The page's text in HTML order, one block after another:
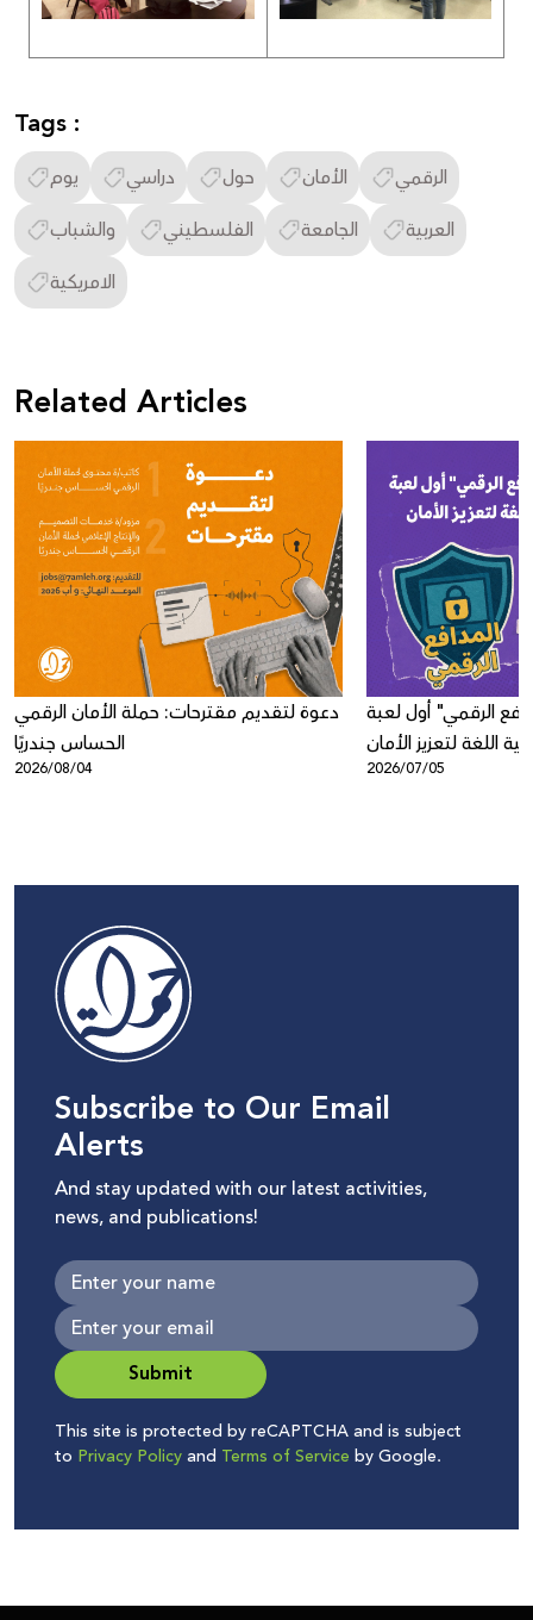
Tags :
يوم دراسي حول الأمان
الرقمي
والشباب
الفلسطيني الجامعة
العربية
الامريكية
Related Articles
دعوة لتقديم مقترحات: حملة الأمان الرقمي
الحساس جندريًا
2026/08/04
الرقمي" أول لعبة
اللغة لتعزيز الأمان
الرقمي لدى الأطفال
2026/07/05
Subscribe to Our Email
Alerts
And stay updated with our latest activities,
news, and publications!
Submit
This site is protected by reCAPTCHA and is subject
to Privacy Policyand Terms of Service by Google.